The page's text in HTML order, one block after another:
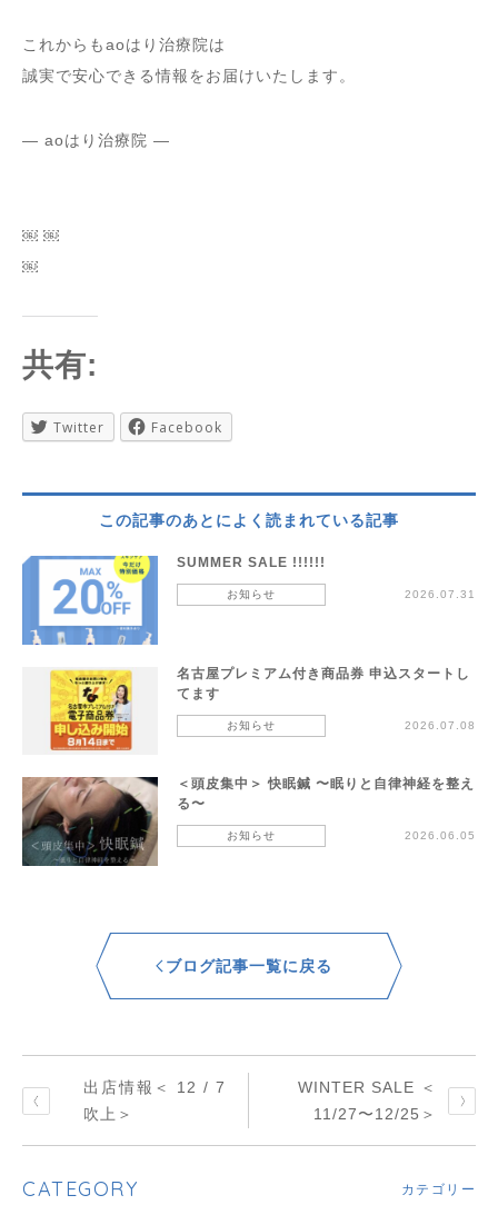
これからもaoはり治療院は
誠実で安心できる情報をお届けいたします。
— aoはり治療院 —
￼ ￼
￼
共有:
Twitter Facebook
この記事のあとによく読まれている記事
SUMMER SALE !!!!!!
お知らせ 2026.07.31
名古屋プレミアム付き商品券 申込スタートし
てます
お知らせ 2026.07.08
＜頭皮集中＞ 快眠鍼 〜眠りと自律神経を整え
る〜
お知らせ 2026.06.05
ブログ記事一覧に戻る
出店情報＜ 12 / 7
吹上＞
WINTER SALE ＜
11/27〜12/25＞
CATEGORY カテゴリー